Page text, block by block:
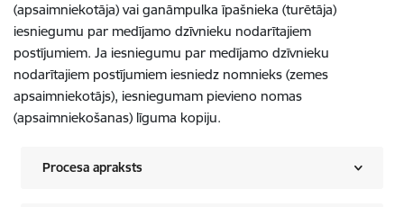
(apsaimniekotāja) vai ganāmpulka īpašnieka (turētāja)
iesniegumu par medījamo dzīvnieku nodarītajiem
postījumiem. Ja iesniegumu par medījamo dzīvnieku
nodarītajiem postījumiem iesniedz nomnieks (zemes
apsaimniekotājs), iesniegumam pievieno nomas
(apsaimniekošanas) līguma kopiju.
Procesa apraksts